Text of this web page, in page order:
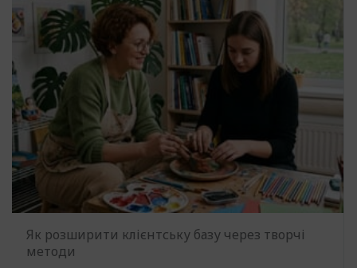
Як розширити клієнтську базу через творчі
методи